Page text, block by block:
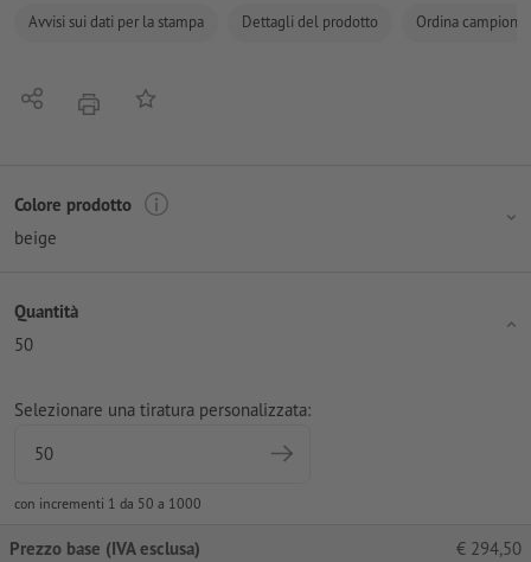
Avvisi sui dati per la stampa Dettagli del prodotto Ordina campione
Condividistamparealla lista preferiti
Colore prodotto
beige
Quantità
50
Selezionare una tiratura personalizzata:
con incrementi 1 da 50 a 1000
Prezzo base (IVA esclusa) € 294,50